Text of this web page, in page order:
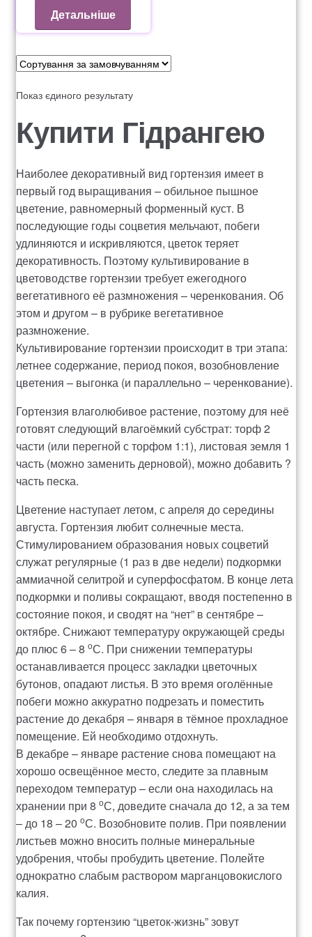
Оформление заказа
рахунок 3545
рахунок 4180
рахунок 4500
Рахунок 5200
рахунок 765
Рахунок 936
счет 1650
счет 300
счет 3235
счет 545
счет 575
ТОТАЛЬНИЙ РОЗПРОДАЖ
Детальніше
Показ єдиного результату
Купити Гідрангею
Наиболее декоративный вид гортензия имеет в
первый год выращивания – обильное пышное
цветение, равномерный форменный куст. В
последующие годы соцветия мельчают, побеги
удлиняются и искривляются, цветок теряет
декоративность. Поэтому культивирование в
цветоводстве гортензии требует ежегодного
вегетативного её размножения – черенкования. Об
этом и другом – в рубрике вегетативное
размножение.
Культивирование гортензии происходит в три этапа:
летнее содержание, период покоя, возобновление
цветения – выгонка (и параллельно – черенкование).
Гортензия влаголюбивое растение, поэтому для неё
готовят следующий влагоёмкий субстрат: торф 2
части (или перегной с торфом 1:1), листовая земля 1
часть (можно заменить дерновой), можно добавить ?
часть песка.
Цветение наступает летом, с апреля до середины
августа. Гортензия любит солнечные места.
Стимулированием образования новых соцветий
служат регулярные (1 раз в две недели) подкормки
аммиачной селитрой и суперфосфатом. В конце лета
подкормки и поливы сокращают, вводя постепенно в
состояние покоя, и сводят на “нет” в сентябре –
октябре. Снижают температуру окружающей среды
до плюс 6 – 8 оС. При снижении температуры
останавливается процесс закладки цветочных
бутонов, опадают листья. В это время оголённые
побеги можно аккуратно подрезать и поместить
растение до декабря – января в тёмное прохладное
помещение. Ей необходимо отдохнуть.
В декабре – январе растение снова помещают на
хорошо освещённое место, следите за плавным
переходом температур – если она находилась на
хранении при 8 оС, доведите сначала до 12, а за тем
– до 18 – 20 оС. Возобновите полив. При появлении
листьев можно вносить полные минеральные
удобрения, чтобы пробудить цветение. Полейте
однократно слабым раствором марганцовокислого
калия.
Так почему гортензию “цветок-жизнь” зовут